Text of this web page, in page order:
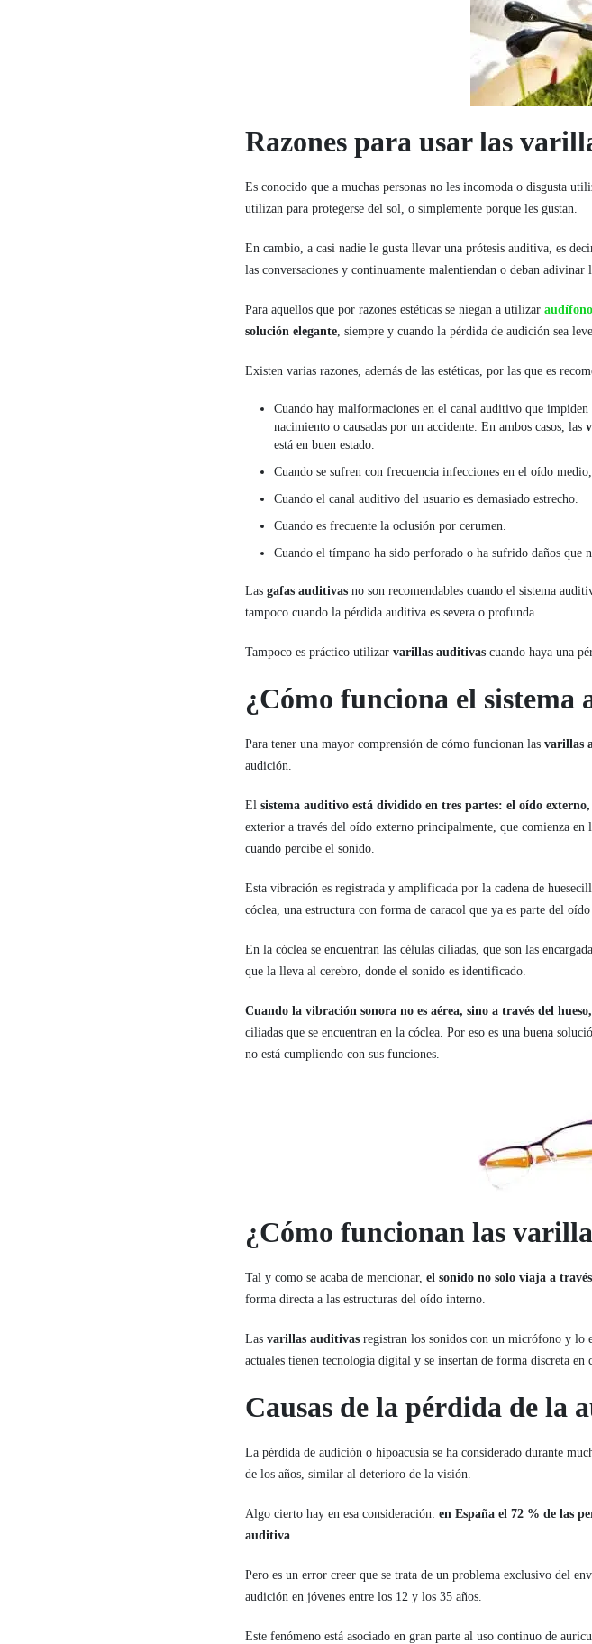
Razones para usar las
Es conocido que a muchas personas no les incomoda o disgusta
utilizan para protegerse del sol, o simplemente porque les gustan.
En cambio, a casi nadie le gusta llevar una prótesis auditiva, es
las conversaciones y continuamente malentiendan o deban adivinar
Para aquellos que por razones estéticas se niegan a utilizar
solución elegante, siempre y cuando la pérdida de audición sea
Existen varias razones, además de las estéticas, por las que es
Cuando hay malformaciones en el canal auditivo que
nacimiento o causadas por un accidente. En ambos casos, las
está en buen estado.
Cuando se sufren con frecuencia infecciones en el oído
Cuando el canal auditivo del usuario es demasiado estrecho.
Cuando es frecuente la oclusión por cerumen.
Cuando el tímpano ha sido perforado o ha sufrido daños que
Las gafas auditivas no son recomendables cuando el sistema
tampoco cuando la pérdida auditiva es severa o profunda.
Tampoco es práctico utilizar varillas auditivas cuando haya una
¿Cómo funciona el sistema
Para tener una mayor comprensión de cómo funcionan las varillas
audición.
El sistema auditivo está dividido en tres partes: el oído
exterior a través del oído externo principalmente, que comienza
cuando percibe el sonido.
Esta vibración es registrada y amplificada por la cadena de
cóclea, una estructura con forma de caracol que ya es parte del
En la cóclea se encuentran las células ciliadas, que son las
que la lleva al cerebro, donde el sonido es identificado.
Cuando la vibración sonora no es aérea, sino a través del
ciliadas que se encuentran en la cóclea. Por eso es una buena
no está cumpliendo con sus funciones.
¿Cómo funcionan las
Tal y como se acaba de mencionar, el sonido no solo viaja a
forma directa a las estructuras del oído interno.
Las varillas auditivas registran los sonidos con un micrófono y lo
actuales tienen tecnología digital y se insertan de forma discreta en
Causas de la pérdida de la
La pérdida de audición o hipoacusia se ha considerado durante
de los años, similar al deterioro de la visión.
Algo cierto hay en esa consideración: en España el 72 % de las
auditiva.
Pero es un error creer que se trata de un problema exclusivo del
audición en jóvenes entre los 12 y los 35 años.
Este fenómeno está asociado en gran parte al uso continuo de